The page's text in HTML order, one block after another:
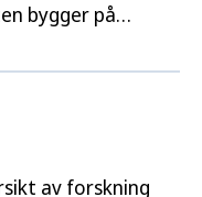
bygger på
rapporten är
av forskning